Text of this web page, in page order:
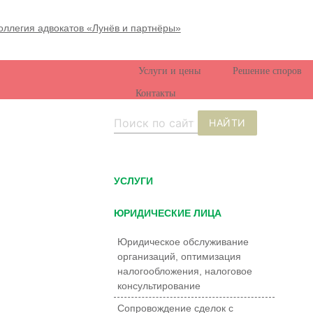
Услуги и цены Решение споров
Контакты
НАЙТИ
УCЛУГИ
ЮРИДИЧЕСКИЕ ЛИЦА
Юридическое обслуживание
организаций, оптимизация
налогообложения, налоговое
консультирование
Сопровождение сделок с